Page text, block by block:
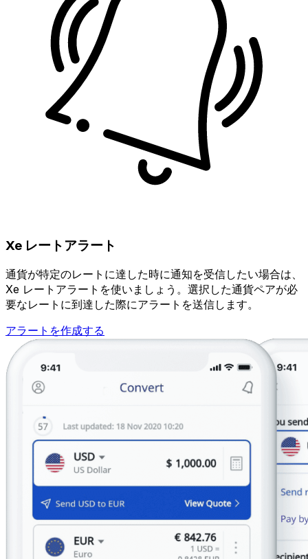
Xe レートアラート
通貨が特定のレートに達した時に通知を受信したい場合は、
Xe レートアラートを使いましょう。選択した通貨ペアが必
要なレートに到達した際にアラートを送信します。
アラートを作成する